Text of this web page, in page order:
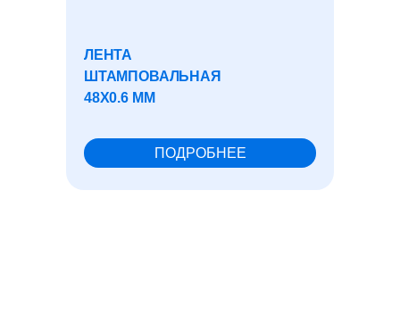
ЛЕНТА
ШТАМПОВАЛЬНАЯ
48X0.6 ММ
ПОДРОБНЕЕ